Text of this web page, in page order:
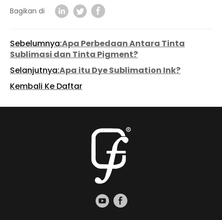
Bagikan di
Sebelumnya:Apa Perbedaan Antara Tinta
Sublimasi dan Tinta Pigment?
Selanjutnya:Apa itu Dye Sublimation Ink?
Kembali Ke Daftar